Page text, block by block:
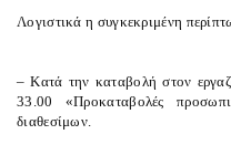
Λογιστικά η συγκεκριμένη
– Κατά την καταβολή στον
33.00 «Προκαταβολές
διαθεσίμων.